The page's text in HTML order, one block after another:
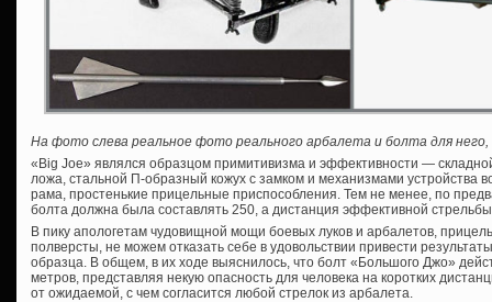
На фото слева реальное фото реального арбалета и болта для него,
«Big Joe» являлся образцом примитивизма и эффективности —
ложа, стальной П-образный кожух с замком и механизмами устройства
рама, простенькие прицельные приспособления. Тем не менее, по
болта должна была составлять 250, а дистанция эффективной
В пику апологетам чудовищной мощи боевых луков и арбалетов,
полверсты, не можем отказать себе в удовольствии привести
образца. В общем, в их ходе выяснилось, что болт «Большого Джо»
метров, представляя некую опасность для человека на коротких
от ожидаемой, с чем согласится любой стрелок из арбалета.